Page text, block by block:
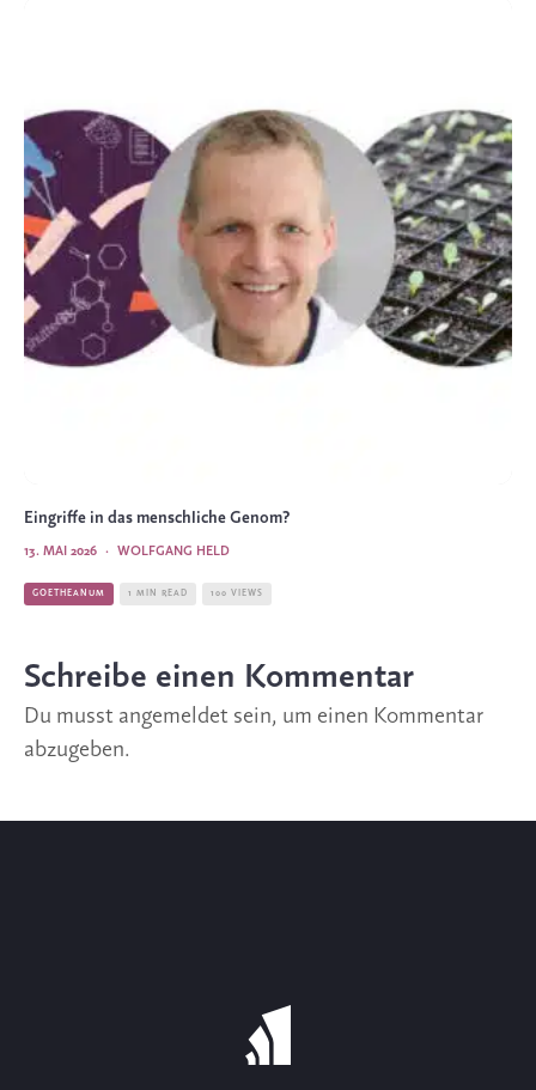
Eingriffe in das menschliche Genom?
WOLFGANG HELD
·
13. MAI 2026
GOETHEANUM 1 MIN READ 100 VIEWS
Schreibe einen Kommentar
Du musst angemeldet sein, um einen Kommentar
abzugeben.